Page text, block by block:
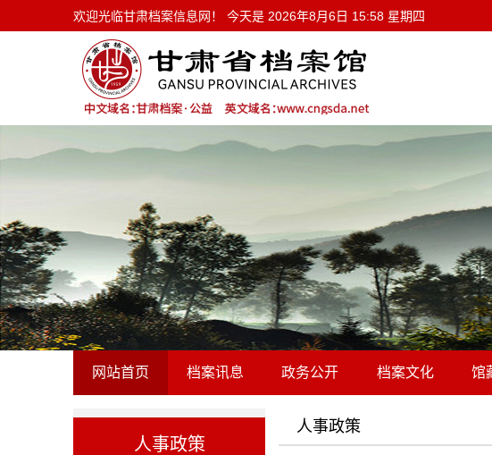
欢迎光临甘肃档案信息网！ 今天是 2026年8月6日 15:58 星期四
网站首页 档案讯息 政务公开 档案文化 馆
人事政策
人事政策